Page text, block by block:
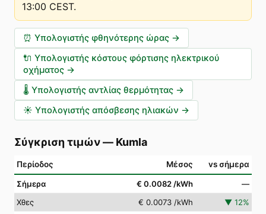
13:00 CEST.
⏰ Υπολογιστής φθηνότερης ώρας →
🔌 Υπολογιστής κόστους φόρτισης ηλεκτρικού
οχήματος →
🌡️ Υπολογιστής αντλίας θερμότητας →
☀️ Υπολογιστής απόσβεσης ηλιακών →
Σύγκριση τιμών— Kumla
Περίοδος Μέσος vs σήμερα
Σήμερα € 0.0082 /kWh
—
Χθες
€ 0.0073 /kWh ▼ 12%